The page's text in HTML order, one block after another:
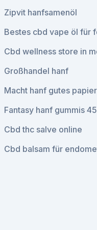
Zipvit hanfsamenöl
Bestes cbd vape öl für
Cbd wellness store in
Großhandel hanf
Macht hanf gutes papier
Fantasy hanf gummis
Cbd thc salve online
Cbd balsam für